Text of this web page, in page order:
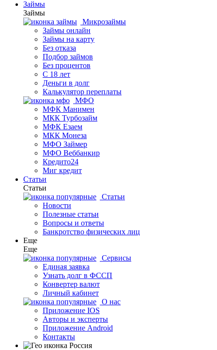
Займы
Займы
Микрозаймы
Займы онлайн
Займы на карту
Без отказа
Подбор займов
Без процентов
С 18 лет
Деньги в долг
Калькулятор переплаты
МФО
МФК Манимен
МКК Турбозайм
МФК Езаем
МКК Монеза
МФО Займер
МФО Веббанкир
Кредито24
Миг кредит
Статьи
Статьи
Статьи
Новости
Полезные статьи
Вопросы и ответы
Банкротство физических лиц
Еще
Еще
Сервисы
Единая заявка
Узнать долг в ФССП
Конвертер валют
Личный кабинет
О нас
Приложение IOS
Авторы и эксперты
Приложение Android
Контакты
Россия